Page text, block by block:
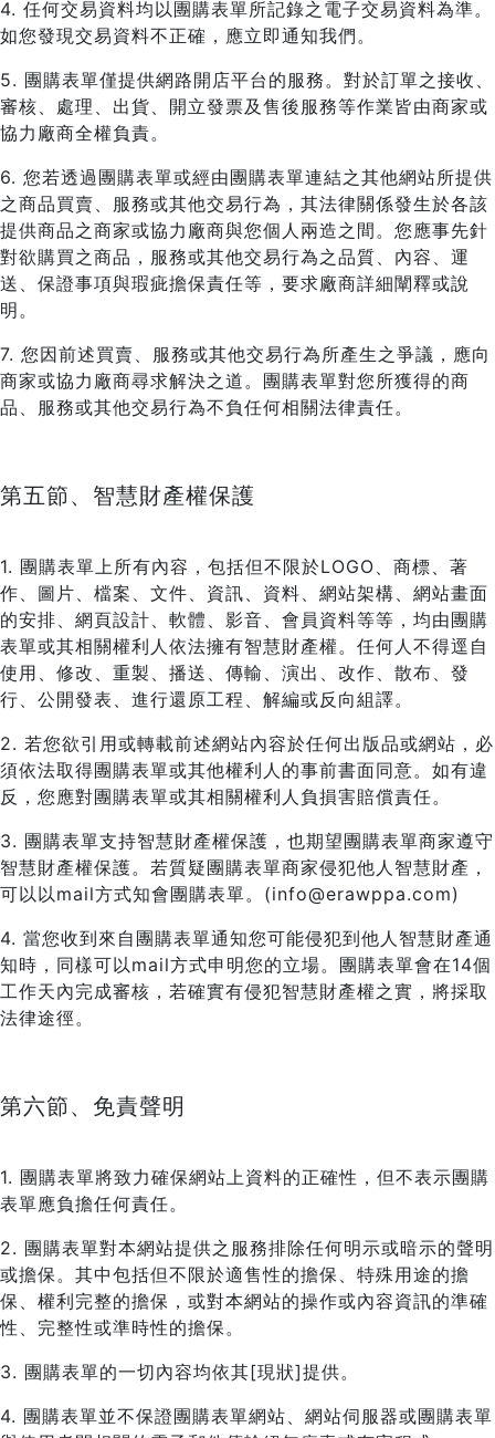
4. 任何交易資料均以團購表單所記錄之電子交易資料為準。
如您發現交易資料不正確，應立即通知我們。
5. 團購表單僅提供網路開店平台的服務。對於訂單之接收、
審核、處理、出貨、開立發票及售後服務等作業皆由商家或
協力廠商全權負責。
6. 您若透過團購表單或經由團購表單連結之其他網站所提供
之商品買賣、服務或其他交易行為，其法律關係發生於各該
提供商品之商家或協力廠商與您個人兩造之間。您應事先針
對欲購買之商品，服務或其他交易行為之品質、內容、運
送、保證事項與瑕疵擔保責任等，要求廠商詳細闡釋或說
明。
7. 您因前述買賣、服務或其他交易行為所產生之爭議，應向
商家或協力廠商尋求解決之道。團購表單對您所獲得的商
品、服務或其他交易行為不負任何相關法律責任。
第五節、智慧財產權保護
1. 團購表單上所有內容，包括但不限於LOGO、商標、著
作、圖片、檔案、文件、資訊、資料、網站架構、網站畫面
的安排、網頁設計、軟體、影音、會員資料等等，均由團購
表單或其相關權利人依法擁有智慧財產權。任何人不得逕自
使用、修改、重製、播送、傳輸、演出、改作、散布、發
行、公開發表、進行還原工程、解編或反向組譯。
2. 若您欲引用或轉載前述網站內容於任何出版品或網站，必
須依法取得團購表單或其他權利人的事前書面同意。如有違
反，您應對團購表單或其相關權利人負損害賠償責任。
3. 團購表單支持智慧財產權保護，也期望團購表單商家遵守
智慧財產權保護。若質疑團購表單商家侵犯他人智慧財產，
可以以mail方式知會團購表單。(info@erawppa.com)
4. 當您收到來自團購表單通知您可能侵犯到他人智慧財產通
知時，同樣可以mail方式申明您的立場。團購表單會在14個
工作天內完成審核，若確實有侵犯智慧財產權之實，將採取
法律途徑。
第六節、免責聲明
1. 團購表單將致力確保網站上資料的正確性，但不表示團購
表單應負擔任何責任。
2. 團購表單對本網站提供之服務排除任何明示或暗示的聲明
或擔保。其中包括但不限於適售性的擔保、特殊用途的擔
保、權利完整的擔保，或對本網站的操作或內容資訊的準確
性、完整性或準時性的擔保。
3. 團購表單的一切內容均依其[現狀]提供。
4. 團購表單並不保證團購表單網站、網站伺服器或團購表單